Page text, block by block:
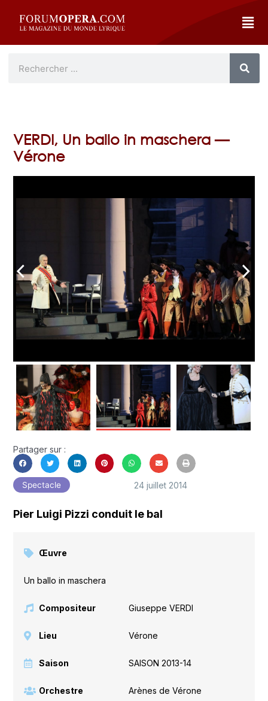
VERDI, Un ballo in maschera —
Vérone
arrow_back_ios arrow_forward_ios
Partager sur :
Spectacle 24 juillet 2014
Pier Luigi Pizzi conduit le bal
Œuvre
Un ballo in maschera
Compositeur Giuseppe VERDI
Lieu Vérone
Saison SAISON 2013-14
Orchestre Arènes de Vérone